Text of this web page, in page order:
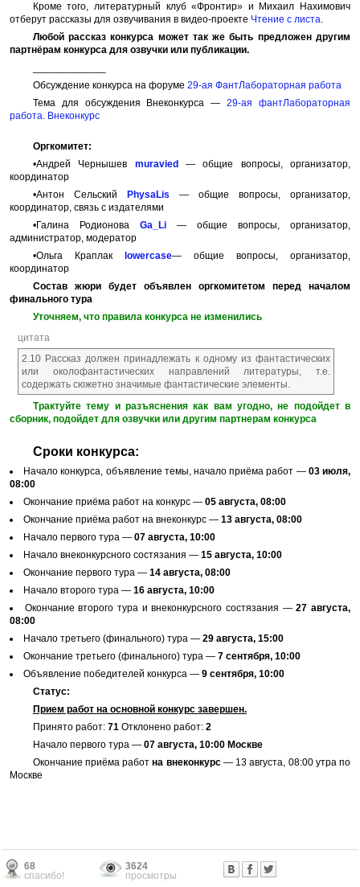
Кроме того, литературный клуб «Фронтир» и Михаил Нахимович
отберут рассказы для озвучивания в видео-проекте Чтение с листа.
Любой рассказ конкурса может так же быть предложен другим
партнёрам конкурса для озвучки или публикации.
Обсуждение конкурса на форуме 29-ая ФантЛабораторная работа
Тема для обсуждения Внеконкурса —29-ая фантЛабораторная
работа. Внеконкурс
Оргкомитет:
•Андрей Чернышев muravied
— общие вопросы, организатор,
координатор
•Антон Сельский
PhysaLis — общие вопросы, организатор,
координатор, связь с издателями
•Галина Родионова Ga_Li— общие вопросы, организатор,
администратор, модератор
•Ольга Краплак
lowercase— общие вопросы, организатор,
координатор
Состав жюри будет объявлен оргкомитетом перед началом
финального тура
Уточняем, что правила конкурса не изменились
цитата
2.10 Рассказ должен принадлежать к одному из фантастических
или околофантастических направлений литературы, т.е.
содержать сюжетно значимые фантастические элементы.
Трактуйте тему и разъяснения как вам угодно, не подойдет в
сборник, подойдет для озвучки или другим партнерам конкурса
Сроки конкурса:
Начало конкурса, объявление темы, начало приёма работ — 03 июля,
08:00
Окончание приёма работ на конкурс — 05 августа, 08:00
Окончание приёма работ на внеконкурс — 13 августа, 08:00
Начало первого тура — 07 августа, 10:00
Начало внеконкурсного состязания — 15 августа, 10:00
Окончание первого тура — 14 августа, 08:00
Начало второго тура — 16 августа, 10:00
Окончание второго тура и внеконкурсного состязания —27 августа,
08:00
Начало третьего (финального) тура — 29 августа, 15:00
Окончание третьего (финального) тура — 7 сентября, 10:00
Объявление победителей конкурса — 9 сентября, 10:00
Статус:
Прием работ на основной конкурс завершен.
Принято работ: 71Отклонено работ: 2
Начало первого тура — 07 августа, 10:00 Москве
Окончание приёма работна внеконкурс — 13 августа, 08:00 утра по
Москве
68
спасибо!
3624
просмотры